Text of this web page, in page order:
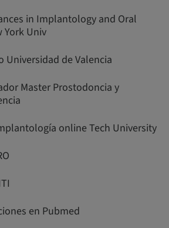
in Implantology and Oral
York Univ
Universidad de Valencia
Master Prostodoncia y
online Tech University
en Pubmed